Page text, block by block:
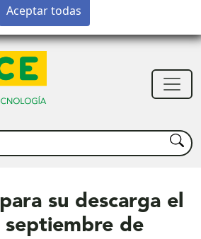
Buscar
su descarga el
de